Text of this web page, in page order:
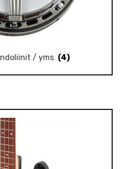
/ yms (4)